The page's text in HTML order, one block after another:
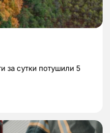
за сутки потушили 5